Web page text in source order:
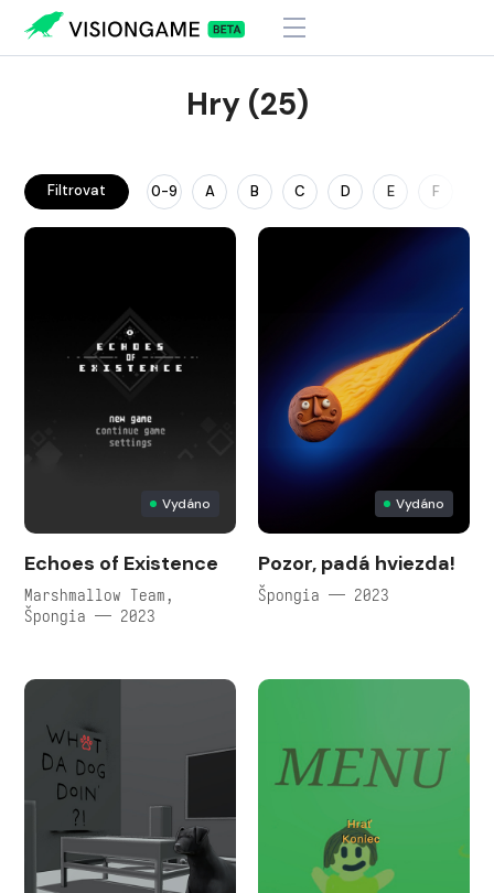
Hry (25)
Filtrovat 0-9 A B C D E F
Vydáno
Echoes of Existence
Marshmallow Team,
Špongia — 2023
Vydáno
Pozor, padá hviezda!
Špongia — 2023